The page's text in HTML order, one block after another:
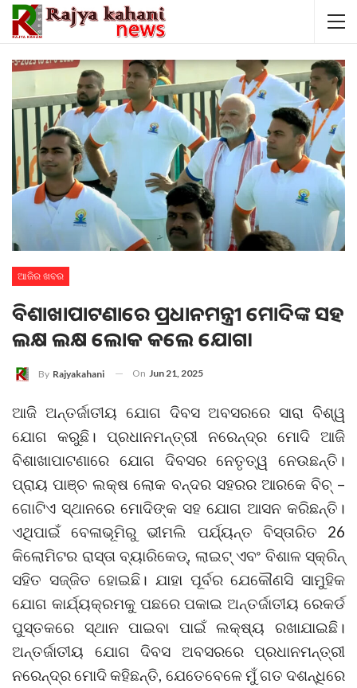
ଆଜିର ଖବର
ବିଶାଖାପାଟଣାରେ ପ୍ରଧାନମନ୍ତ୍ରୀ ମୋଦିଙ୍କ ସହ
ଲକ୍ଷ ଲକ୍ଷ ଲୋକ କଲେ ଯୋଗ।
By Rajyakahani On Jun 21, 2025
ଆଜି ଅନ୍ତର୍ଜାତୀୟ ଯୋଗ ଦିବସ ଅବସରରେ ସାରା ବିଶ୍ୱ
ଯୋଗ କରୁଛି। ପ୍ରଧାନମନ୍ତ୍ରୀ ନରେନ୍ଦ୍ର ମୋଦି ଆଜି
ବିଶାଖାପାଟଣାରେ ଯୋଗ ଦିବସର ନେତୃତ୍ୱ ନେଉଛନ୍ତି।
ପ୍ରାୟ ପାଞ୍ଚ ଲକ୍ଷ ଲୋକ ବନ୍ଦର ସହରର ଆରକେ ବିଚ୍ –
ଗୋଟିଏ ସ୍ଥାନରେ ମୋଦିଙ୍କ ସହ ଯୋଗ ଆସନ କରିଛନ୍ତି।
ଏଥିପାଇଁ ବେଳାଭୂମିରୁ ଭୀମଲି ପର୍ଯ୍ୟନ୍ତ ବିସ୍ତାରିତ 26
କିଲୋମିଟର ରାସ୍ତା ବ୍ୟାରିକେଡ୍, ଲାଇଟ୍ ଏବଂ ବିଶାଳ ସ୍କ୍ରିନ୍
ସହିତ ସଜ୍ଜିତ ହୋଇଛି। ଯାହା ପୂର୍ବର ଯେକୌଣସି ସାମୁହିକ
ଯୋଗ କାର୍ଯ୍ୟକ୍ରମକୁ ପଛରେ ପକାଇ ଅନ୍ତର୍ଜାତୀୟ ରେକର୍ଡ
ପୁସ୍ତକରେ ସ୍ଥାନ ପାଇବା ପାଇଁ ଲକ୍ଷ୍ୟ ରଖାଯାଇଛି।
ଅନ୍ତର୍ଜାତୀୟ ଯୋଗ ଦିବସ ଅବସରରେ ପ୍ରଧାନମନ୍ତ୍ରୀ
ନରେନ୍ଦ୍ର ମୋଦି କହିଛନ୍ତି, ଯେତେବେଳେ ମୁଁ ଗତ ଦଶନ୍ଧିରେ